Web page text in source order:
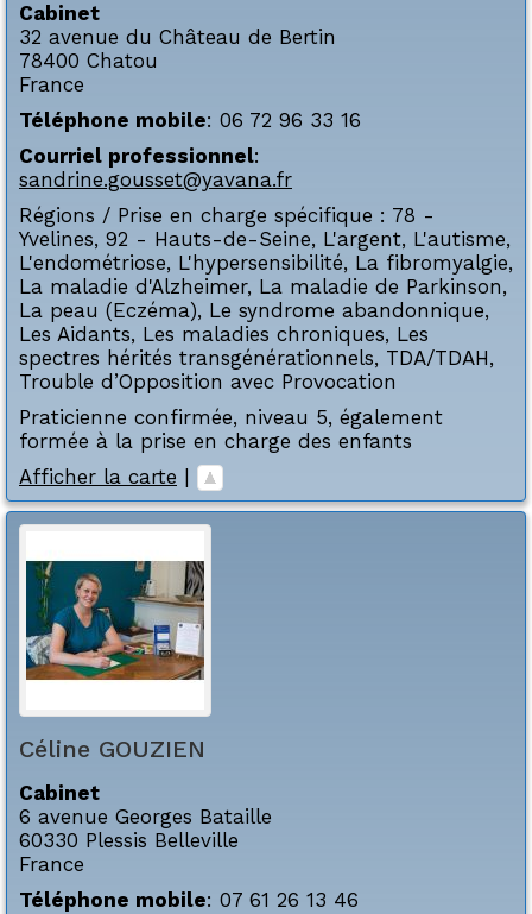
Cabinet
32 avenue du Château de Bertin
78400 Chatou
France
Téléphone mobile: 06 72 96 33 16
Courriel professionnel:
sandrine.gousset@yavana.fr
Régions / Prise en charge spécifique : 78 -
Yvelines, 92 - Hauts-de-Seine, L'argent, L'autisme,
L'endométriose, L'hypersensibilité, La fibromyalgie,
La maladie d'Alzheimer, La maladie de Parkinson,
La peau (Eczéma), Le syndrome abandonnique,
Les Aidants, Les maladies chroniques, Les
spectres hérités transgénérationnels, TDA/TDAH,
Trouble d’Opposition avec Provocation
Praticienne confirmée, niveau 5, également
formée à la prise en charge des enfants
Afficher la carte
Céline GOUZIEN
Cabinet
6 avenue Georges Bataille
60330 Plessis Belleville
France
Téléphone mobile: 07 61 26 13 46